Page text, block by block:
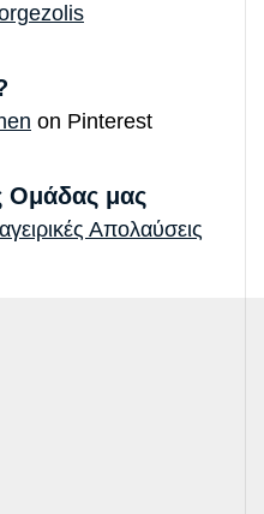
on Pinterest
Ομάδας μας
Απολαύσεις